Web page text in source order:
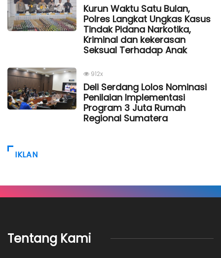
Kurun Waktu Satu Bulan,
Polres Langkat Ungkas Kasus
Tindak Pidana Narkotika,
Kriminal dan kekerasan
Seksual Terhadap Anak
912x
Deli Serdang Lolos Nominasi
Penilaian Implementasi
Program 3 Juta Rumah
Regional Sumatera
IKLAN
Tentang Kami